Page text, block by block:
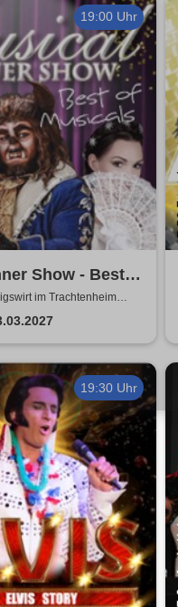
19:00 Uhr
Show - Best
im Trachtenheim
19:30 Uhr